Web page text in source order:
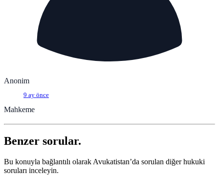
Anonim
9 ay önce
Mahkeme
Benzer sorular.
Bu konuyla bağlantılı olarak Avukatistan’da sorulan diğer hukuki
soruları inceleyin.